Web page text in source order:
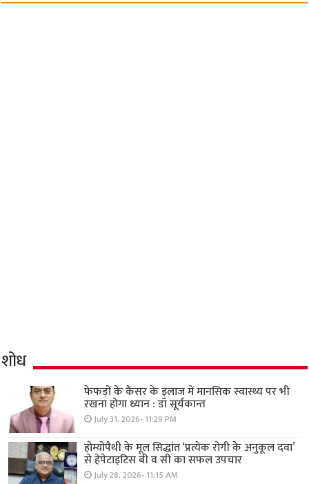
शोध
फेफड़ों के कैंसर के इलाज में मानसिक स्वास्थ्य पर भी
रखना होगा ध्यान : डॉ सूर्यकान्त
July 31, 2026- 11:29 PM
होम्योपैथी के मूल सिद्धांत ‘प्रत्येक रोगी केे अनुकूल दवा’
से हेपेटाइटिस बी व सी का सफल उपचार
July 28, 2026- 11:15 AM